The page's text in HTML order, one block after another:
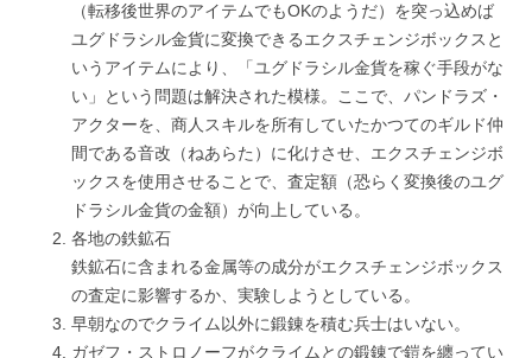
（転移後世界のアイテムでもOKのようだ）を突っ込めば
ユグドラシル金貨に変換できるエクスチェンジボックスと
いうアイテムにより、「ユグドラシル金貨を稼ぐ手段がな
い」という問題は解決された模様。ここで、パンドラズ・
アクターを、商人スキルを所有していたかつてのギルド仲
間である音改（ねあらた）に化けさせ、エクスチェンジボ
ックスを使用させることで、査定額（恐らく変換後のユグ
ドラシル金貨の金額）が向上している。
各地の鉄鉱石
鉄鉱石に含まれる金属等の成分がエクスチェンジボックス
の査定に影響するか、実験しようとしている。
早朝なのでクライム以外に鍛錬を積む兵士はいない。
ガゼフ・ストロノーフがクライムとの鍛錬で鎧を纏ってい